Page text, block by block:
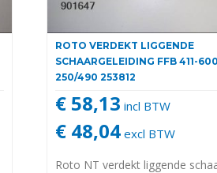
ROTO VERDEKT LIGGENDE
SCHAARGELEIDING FFB 411-600
250/490 253812
€ 58,13 incl BTW
€ 48,04 excl BTW
Roto NT verdekt liggende